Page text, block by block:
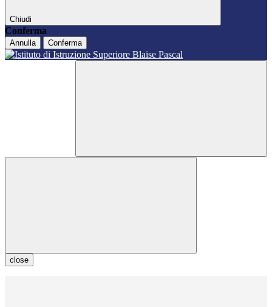
Chiudi
Conferma
Annulla Conferma
close